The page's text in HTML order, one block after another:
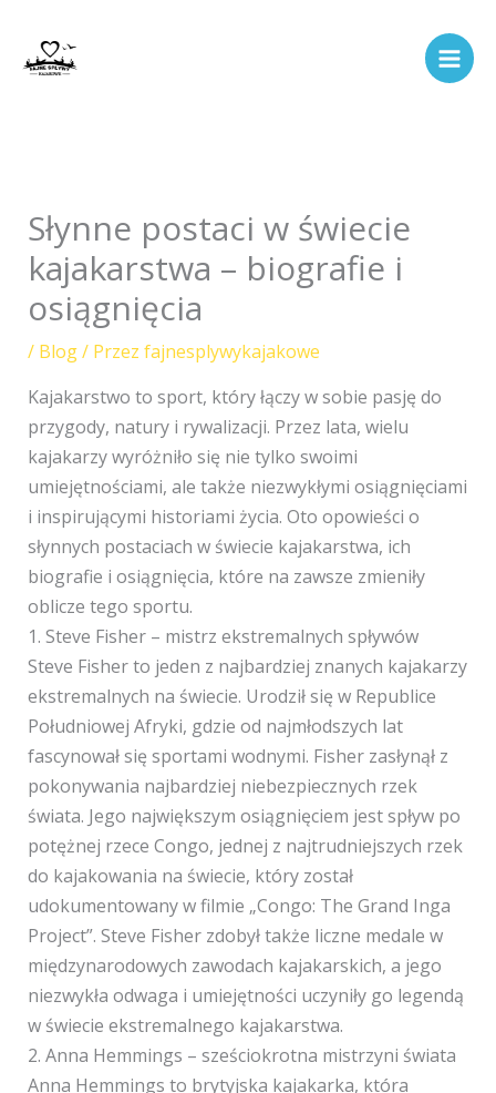
treści
Słynne postaci w świecie
kajakarstwa – biografie i
osiągnięcia
/ Blog/ Przez fajnesplywykajakowe
Kajakarstwo to sport, który łączy w sobie pasję do
przygody, natury i rywalizacji. Przez lata, wielu
kajakarzy wyróżniło się nie tylko swoimi
umiejętnościami, ale także niezwykłymi osiągnięciami
i inspirującymi historiami życia. Oto opowieści o
słynnych postaciach w świecie kajakarstwa, ich
biografie i osiągnięcia, które na zawsze zmieniły
oblicze tego sportu.
1. Steve Fisher – mistrz ekstremalnych spływów
Steve Fisher to jeden z najbardziej znanych kajakarzy
ekstremalnych na świecie. Urodził się w Republice
Południowej Afryki, gdzie od najmłodszych lat
fascynował się sportami wodnymi. Fisher zasłynął z
pokonywania najbardziej niebezpiecznych rzek
świata. Jego największym osiągnięciem jest spływ po
potężnej rzece Congo, jednej z najtrudniejszych rzek
do kajakowania na świecie, który został
udokumentowany w filmie „Congo: The Grand Inga
Project”. Steve Fisher zdobył także liczne medale w
międzynarodowych zawodach kajakarskich, a jego
niezwykła odwaga i umiejętności uczyniły go legendą
w świecie ekstremalnego kajakarstwa.
2. Anna Hemmings – sześciokrotna mistrzyni świata
Anna Hemmings to brytyjska kajakarka, która